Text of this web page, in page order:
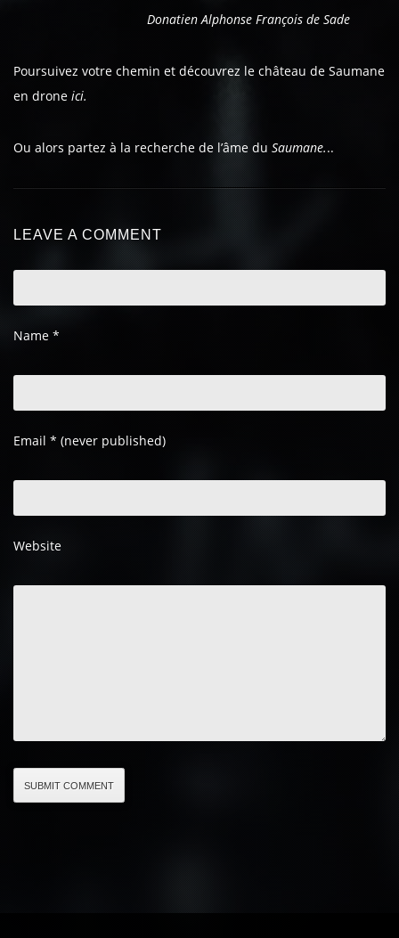
Donatien Alphonse François de Sade
Poursuivez votre chemin et découvrez le château de Saumane
en drone ici.
Ou alors partez à la recherche de l’âme du Saumane...
LEAVE A COMMENT
Name *
Email * (never published)
Website
SUBMIT COMMENT